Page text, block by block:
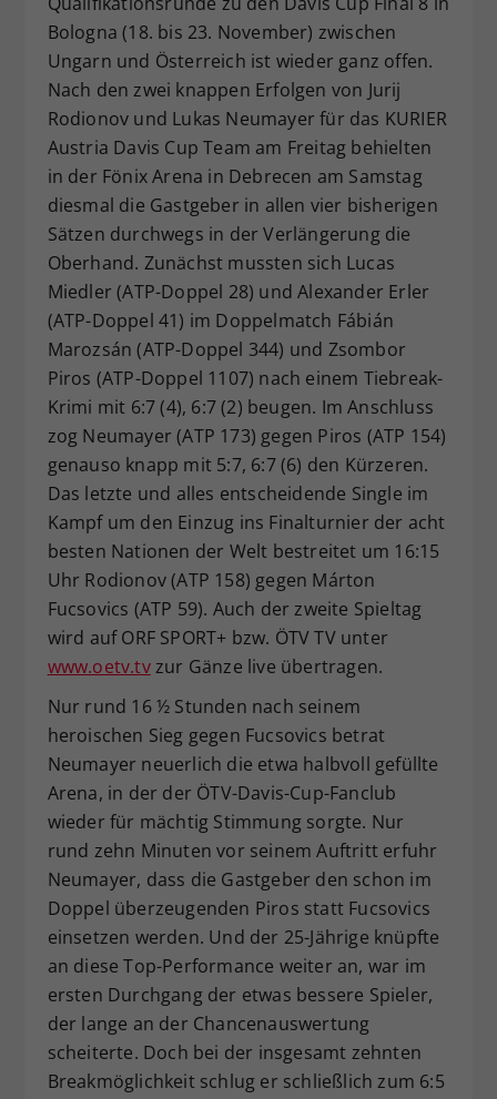
Bologna (18. bis 23. November) zwischen
Ungarn und Österreich ist wieder ganz offen.
Nach den zwei knappen Erfolgen von Jurij
Rodionov und Lukas Neumayer für das KURIER
Austria Davis Cup Team am Freitag behielten
in der Fönix Arena in Debrecen am Samstag
diesmal die Gastgeber in allen vier bisherigen
Sätzen durchwegs in der Verlängerung die
Oberhand. Zunächst mussten sich Lucas
Miedler (ATP-Doppel 28) und Alexander Erler
(ATP-Doppel 41) im Doppelmatch Fábián
Marozsán (ATP-Doppel 344) und Zsombor
Piros (ATP-Doppel 1107) nach einem Tiebreak-
Krimi mit 6:7 (4), 6:7 (2) beugen. Im Anschluss
zog Neumayer (ATP 173) gegen Piros (ATP 154)
genauso knapp mit 5:7, 6:7 (6) den Kürzeren.
Das letzte und alles entscheidende Single im
Kampf um den Einzug ins Finalturnier der acht
besten Nationen der Welt bestreitet um 16:15
Uhr Rodionov (ATP 158) gegen Márton
Fucsovics (ATP 59). Auch der zweite Spieltag
wird auf ORF SPORT+ bzw. ÖTV TV unter
www.oetv.tvzur Gänze live übertragen.
Nur rund 16 ½ Stunden nach seinem
heroischen Sieg gegen Fucsovics betrat
Neumayer neuerlich die etwa halbvoll gefüllte
Arena, in der der ÖTV-Davis-Cup-Fanclub
wieder für mächtig Stimmung sorgte. Nur
rund zehn Minuten vor seinem Auftritt erfuhr
Neumayer, dass die Gastgeber den schon im
Doppel überzeugenden Piros statt Fucsovics
einsetzen werden. Und der 25-Jährige knüpfte
an diese Top-Performance weiter an, war im
ersten Durchgang der etwas bessere Spieler,
der lange an der Chancenauswertung
scheiterte. Doch bei der insgesamt zehnten
Breakmöglichkeit schlug er schließlich zum 6:5
Zweck
Dieser Wert speichert Ihre Consent-
Einstellungen. Unter anderem eine
zufällig generierte ID, für die
historische Speicherung Ihrer
vorgenommen Einstellungen, falls der
Webseiten-Betreiber dies eingestellt
hat.